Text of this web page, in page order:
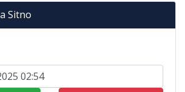
Sitno